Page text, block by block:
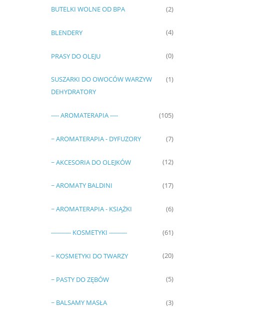
BUTELKI WOLNE OD BPA (2)
BLENDERY (4)
PRASY DO OLEJU (0)
SUSZARKI DO OWOCÓW WARZYW
DEHYDRATORY
(1)
---- AROMATERAPIA ---- (105)
~ AROMATERAPIA - DYFUZORY (7)
~ AKCESORIA DO OLEJKÓW (12)
~ AROMATY BALDINI (17)
~ AROMATERAPIA - KSIĄŻKI (6)
---------- KOSMETYKI --------- (61)
~ KOSMETYKI DO TWARZY (20)
~ PASTY DO ZĘBÓW (5)
~ BALSAMY MASŁA (3)